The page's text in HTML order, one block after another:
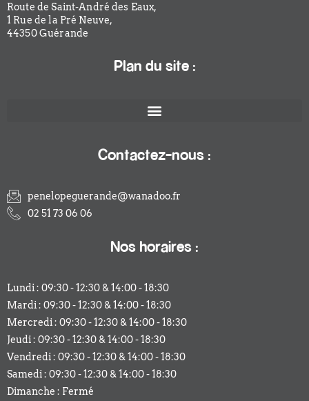
Route de Saint-André des Eaux,
1 Rue de la Pré Neuve,
44350 Guérande
Plan du site :
Contactez-nous :
penelopeguerande@wanadoo.fr
02 51 73 06 06
Nos horaires :
Lundi : 09:30 - 12:30 & 14:00 - 18:30
Mardi : 09:30 - 12:30 & 14:00 - 18:30
Mercredi : 09:30 - 12:30 & 14:00 - 18:30
Jeudi : 09:30 - 12:30 & 14:00 - 18:30
Vendredi : 09:30 - 12:30 & 14:00 - 18:30
Samedi : 09:30 - 12:30 & 14:00 - 18:30
Dimanche : Fermé